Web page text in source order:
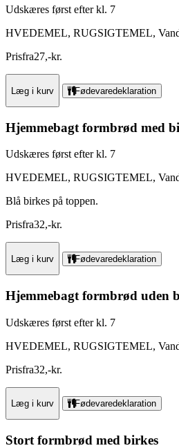
Udskæres først efter kl. 7
HVEDEMEL, RUGSIGTEMEL,
Prisfra27,-kr.
Læg i kurv Fødevaredeklaration
Hjemmebagt formbrød med
Udskæres først efter kl. 7
HVEDEMEL, RUGSIGTEMEL,
Blå birkes på toppen.
Prisfra32,-kr.
Læg i kurv Fødevaredeklaration
Hjemmebagt formbrød uden
Udskæres først efter kl. 7
HVEDEMEL, RUGSIGTEMEL,
Prisfra32,-kr.
Læg i kurv Fødevaredeklaration
Stort formbrød med birkes